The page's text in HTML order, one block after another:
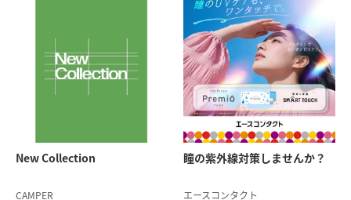
New Collection
CAMPER
瞳の紫外線対策しませんか？
エースコンタクト